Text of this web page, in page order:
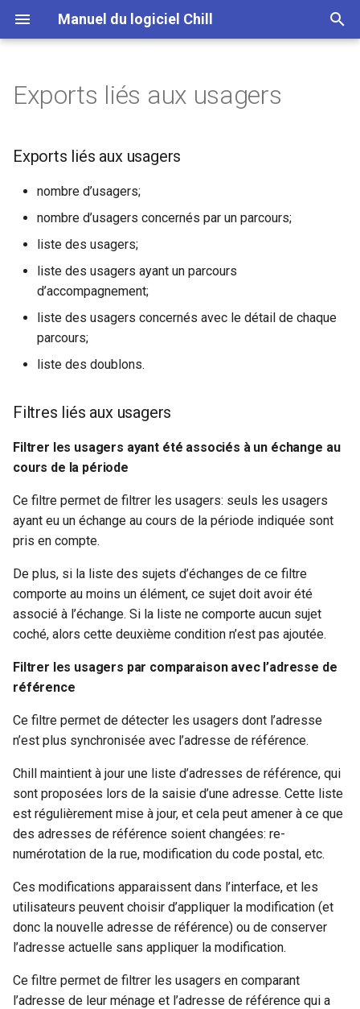
Manuel du logiciel Chill
h
i
n
Généralités sur les parcours
Actions d'accompagnement
Réassigner les parcours
Fonctionnement
Signatures
Exports liés aux usagers
Filtres liés aux usagers
Filtrer les usagers ayant été
cours de la période
Filtrer les usagers par
comparaison avec l’adresse
Filtrer les usagers par
composition de ménage
Filtrer les usagers par date
de décès
Filtrer les usagers par date
Filtrer les usagers par genre
nationalité
Filtrer les usagers par zone
géographique (sur base de
Filtrer les usagers par âge
Filtrer les usagers par état
Filtrer les usagers qui ont
une addresse de résidence
chez un autre usager
une addresse de résidence
chez un tiers
Filtrer les usagers qui sont
décédés ou vivants à une
certaine date
Exports liés aux usagers
Exports liés aux usagers
nombre d’usagers;
nombre d’usagers concernés par un parcours;
liste des usagers;
liste des usagers ayant un parcours
d’accompagnement;
liste des usagers concernés avec le détail de chaque
parcours;
liste des doublons.
Filtres liés aux usagers
Filtrer les usagers ayant été associés à un échange au
cours de la période
Ce filtre permet de filtrer les usagers: seuls les usagers
ayant eu un échange au cours de la période indiquée sont
pris en compte.
De plus, si la liste des sujets d’échanges de ce filtre
comporte au moins un élément, ce sujet doit avoir été
associé à l’échange. Si la liste ne comporte aucun sujet
coché, alors cette deuxième condition n’est pas ajoutée.
Filtrer les usagers par comparaison avec l’adresse de
référence
Ce filtre permet de détecter les usagers dont l’adresse
n’est plus synchronisée avec l’adresse de référence.
Chill maintient à jour une liste d’adresses de référence, qui
sont proposées lors de la saisie d’une adresse. Cette liste
est régulièrement mise à jour, et cela peut amener à ce que
des adresses de référence soient changées: re-
numérotation de la rue, modification du code postal, etc.
Ces modifications apparaissent dans l’interface, et les
utilisateurs peuvent choisir d’appliquer la modification (et
donc la nouvelle adresse de référence) ou de conserver
l’adresse actuelle sans appliquer la modification.
Ce filtre permet de filtrer les usagers en comparant
l’adresse de leur ménage et l’adresse de référence qui a